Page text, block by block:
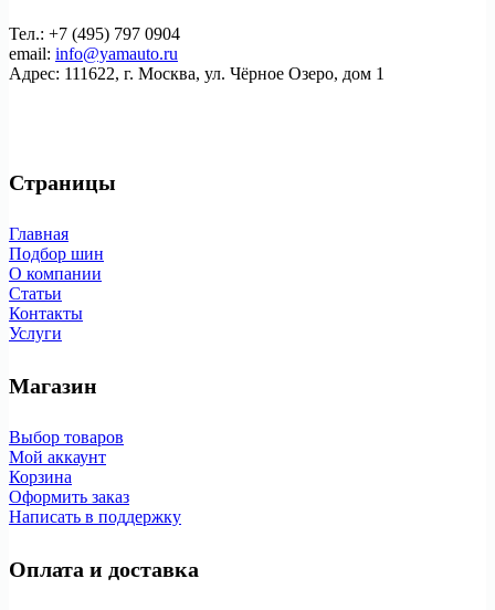
Тел.: +7 (495) 797 0904
email: info@yamauto.ru
Адрес: 111622, г. Москва, ул. Чёрное Озеро, дом 1
Страницы
Главная
Подбор шин
О компании
Статьи
Контакты
Услуги
Магазин
Выбор товаров
Мой аккаунт
Корзина
Оформить заказ
Написать в поддержку
Оплата и доставка